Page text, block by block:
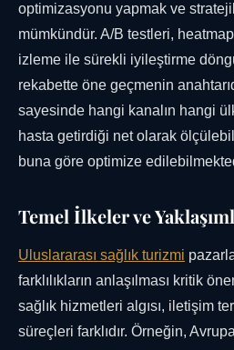
optimizasyonu yapmak ve
mümkündür. A/B testleri,
izleme ile sürekli iyileştirme
rekabette öne geçmenin
sayesinde hangi kanalın hangi
hasta getirdiği net olarak
buna göre optimize
Temel İlkeler ve
Uluslararası sağlık turizmi
farklılıkların anlaşılması kritik
sağlık hizmetleri algısı, iletişim
süreçleri farklıdır. Örneğin,